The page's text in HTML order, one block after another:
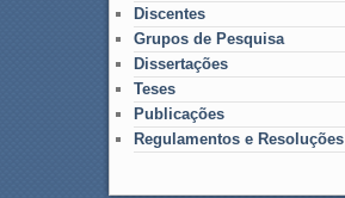
Discentes
Grupos de Pesquisa
Dissertações
Teses
Publicações
Regulamentos e Resoluções